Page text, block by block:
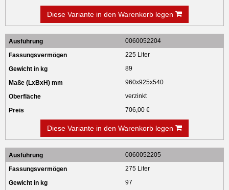
Diese Variante in den Warenkorb legen
0060052204
225 Liter
89
960x925x540
verzinkt
706,00 €
Diese Variante in den Warenkorb legen
0060052205
275 Liter
97